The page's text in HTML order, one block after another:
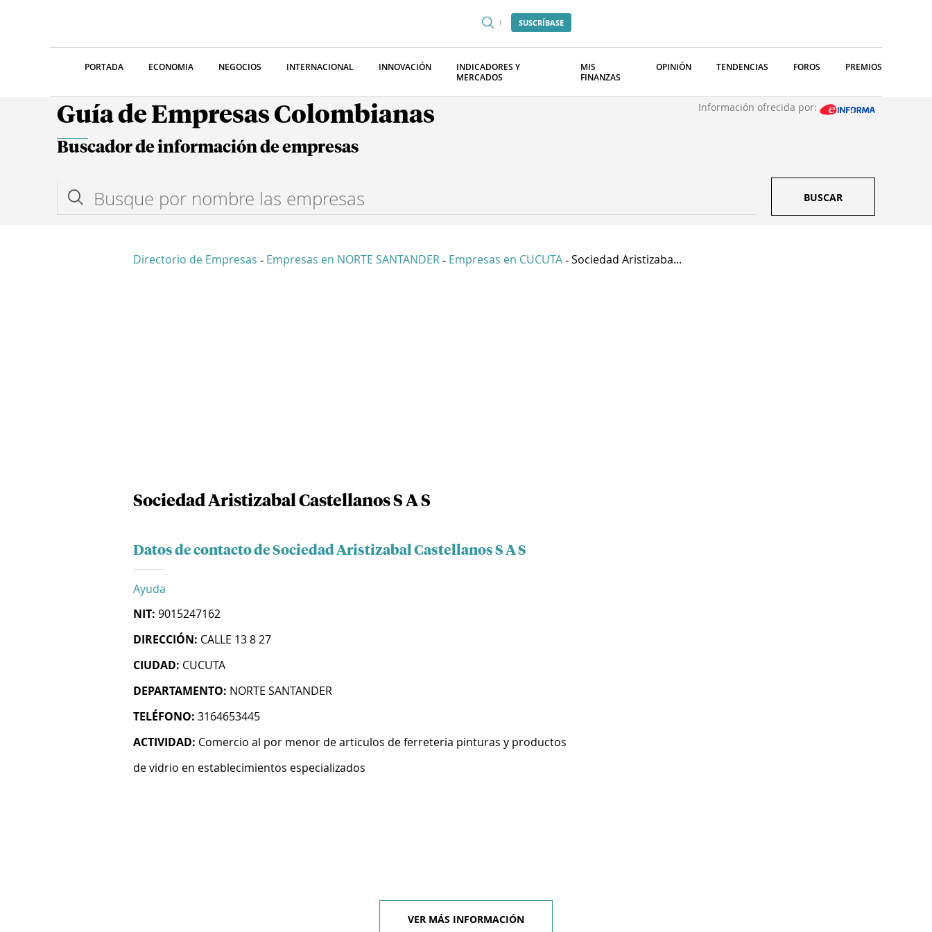
SUSCRÍBASE
PORTADA ECONOMIA NEGOCIOS INTERNACIONAL INNOVACIÓN
INDICADORES Y
MERCADOS
MIS
FINANZAS
OPINIÓN TENDENCIAS FOROS PREMIOS
Guía de Empresas Colombianas Información ofrecida por:
Buscador de información de empresas
BUSCAR
Directorio de Empresas - Empresas en NORTE SANTANDER - Empresas en CUCUTA - Sociedad Aristizaba...
Sociedad Aristizabal Castellanos S A S
Datos de contacto de Sociedad Aristizabal Castellanos S A S
Ayuda
NIT: 9015247162
DIRECCIÓN: CALLE 13 8 27
CIUDAD: CUCUTA
DEPARTAMENTO: NORTE SANTANDER
TELÉFONO: 3164653445
ACTIVIDAD: Comercio al por menor de articulos de ferreteria pinturas y productos
de vidrio en establecimientos especializados
VER MÁS INFORMACIÓN